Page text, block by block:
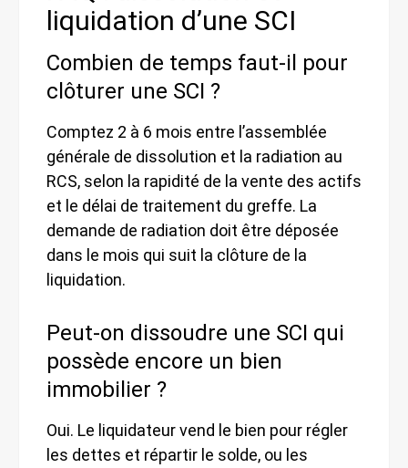
liquidation d’une SCI
Combien de temps faut-il pour
clôturer une SCI ?
Comptez 2 à 6 mois entre l’assemblée
générale de dissolution et la radiation au
RCS, selon la rapidité de la vente des actifs
et le délai de traitement du greffe. La
demande de radiation doit être déposée
dans le mois qui suit la clôture de la
liquidation.
Peut-on dissoudre une SCI qui
possède encore un bien
immobilier ?
Oui. Le liquidateur vend le bien pour régler
les dettes et répartir le solde, ou les